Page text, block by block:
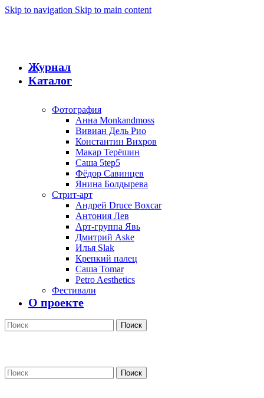
Skip to navigation Skip to main content
Журнал
Каталог
Фотография
Анна Monkandmoss
Вивиан Дель Рио
Константин Вихров
Макар Терёшин
Саша 5tep5
Фёдор Савинцев
Янина Болдырева
Стрит-арт
Андрей Druce Boxcar
Антония Лев
Арт-группа Явь
Дмитрий Aske
Илья Slak
Крепкий палец
Саша Tomar
Petro Aesthetics
Фестивали
О проекте
Поиск
Поиск